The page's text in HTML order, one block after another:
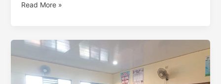
Read More »
Sinergi
Pangan
Banten: